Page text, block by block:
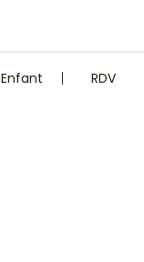
Enfant RDV